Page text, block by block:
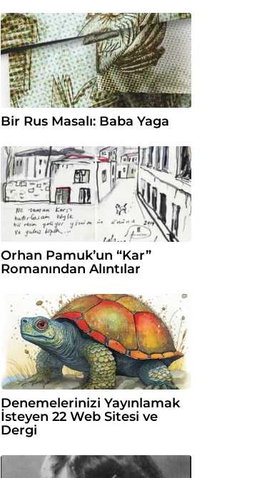
Bir Rus Masalı: Baba Yaga
Orhan Pamuk’un “Kar”
Romanından Alıntılar
Denemelerinizi Yayınlamak
İsteyen 22 Web Sitesi ve
Dergi